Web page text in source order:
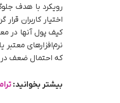
رویکرد با هدف
اختیار کاربران
کیف پول آنها در
نرم‌افزارهای
که احتمال ضعف در
بیشتر بخوانید:ترامپ